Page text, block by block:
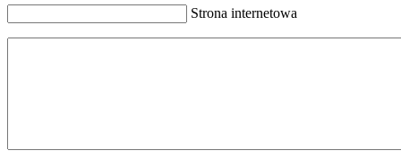
Strona internetowa